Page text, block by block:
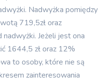
Nadwyżka pomiędzy
719,5zł oraz
Jeżeli jest ona
1644,5 zł oraz 12%
to osoby, które nie są
zainteresowania